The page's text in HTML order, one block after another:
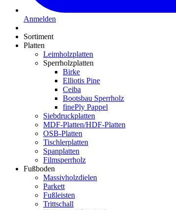
Anmelden
Sortiment
Platten
Leimholzplatten
Sperrholzplatten
Birke
Elliotis Pine
Ceiba
Bootsbau Sperrholz
finePly Pappel
Siebdruckplatten
MDF-Platten/HDF-Platten
OSB-Platten
Tischlerplatten
Spanplatten
Filmsperrholz
Fußboden
Massivholzdielen
Parkett
Fußleisten
Trittschall